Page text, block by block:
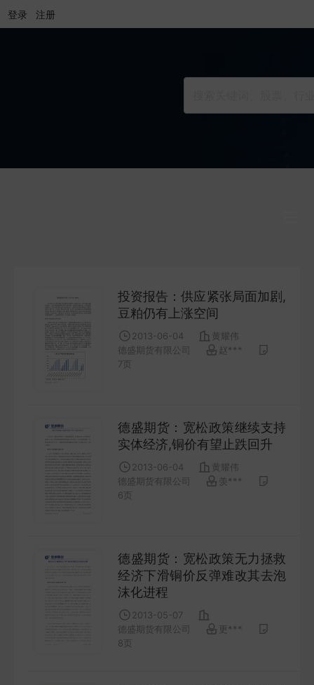
登录 注册
公司研究
COMPANY
宏观策略
会议纪要
MINUTES
财报
ANNUALS
招股书
投资报告：供应紧张局面加剧,
豆粕仍有上涨空间
2013-06-04
黄耀伟
德盛期货有限公司
赵***
7 页
德盛期货：宽松政策继续支持
实体经济,铜价有望止跌回升
2013-06-04
黄耀伟
德盛期货有限公司
羡***
6 页
德盛期货：宽松政策无力拯救
经济下滑铜价反弹难改其去泡
沫化进程
2013-05-07
德盛期货有限公司
更***
8 页